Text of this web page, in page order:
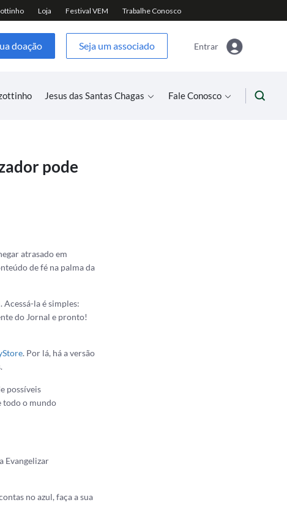
doação Seja um associado Entrar
Jesus das Santas Chagas Fale Conosco
pode
atrasado em
de fé na palma da
la é simples:
do Jornal e pronto!
. Por lá, há a versão
possíveis
todo o mundo
Evangelizar
no azul, faça a sua